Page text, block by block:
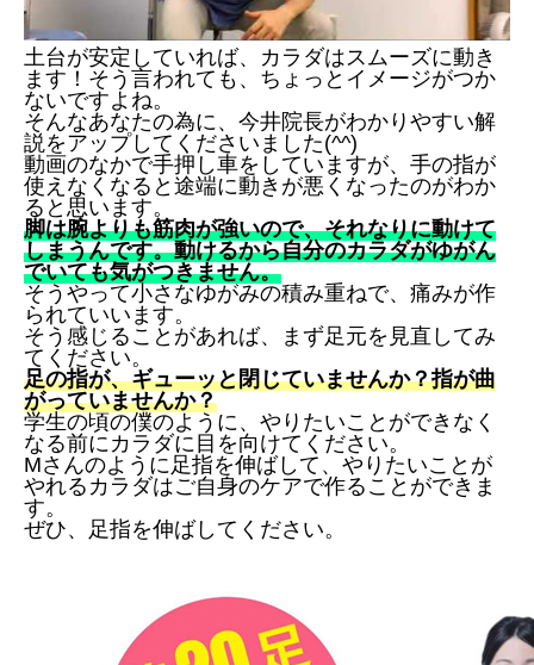
土台が安定していれば、カラダはスムーズに動き
ます！そう言われても、ちょっとイメージがつか
ないですよね。
そんなあなたの為に、今井院長がわかりやすい解
説をアップしてくださいました(^^)
動画のなかで手押し車をしていますが、手の指が
使えなくなると途端に動きが悪くなったのがわか
ると思います。
脚は腕よりも筋肉が強いので、それなりに動けて
しまうんです。動けるから自分のカラダがゆがん
でいても気がつきません。
そうやって小さなゆがみの積み重ねで、痛みが作
られていいます。
そう感じることがあれば、まず足元を見直してみ
てください。
足の指が、ギューッと閉じていませんか？指が曲
がっていませんか？
学生の頃の僕のように、やりたいことができなく
なる前にカラダに目を向けてください。
Mさんのように足指を伸ばして、やりたいことが
やれるカラダはご自身のケアで作ることができま
す。
ぜひ、足指を伸ばしてください。